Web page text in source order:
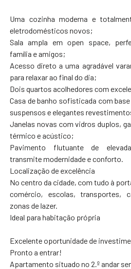
Uma cozinha moderna e
eletrodomésticos novos;
Sala ampla em open space,
família e amigos;
Acesso direto a uma agradável
para relaxar ao final do dia;
Dois quartos acolhedores com
Casa de banho sofisticada com
suspensos e elegantes
Janelas novas com vidros duplos,
térmico e acústico;
Pavimento flutuante de
transmite modernidade e conforto.
Localização de excelência
No centro da cidade, com tudo à
comércio, escolas, transportes,
zonas de lazer.
Ideal para habitação própria
Excelente oportunidade de
Pronto a entrar!
Apartamento situado no 2.º andar